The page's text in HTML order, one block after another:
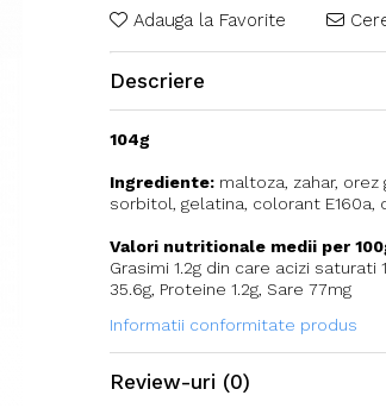
Adauga la Favorite
Descriere
104g
Ingrediente:maltoza, zahar, orez
sorbitol, gelatina, colorant E160a,
Valori nutritionale medii per
Grasimi 1.2g din care acizi saturati
35.6g, Proteine 1.2g, Sare 77mg
Informatii conformitate produs
Review-uri (0)